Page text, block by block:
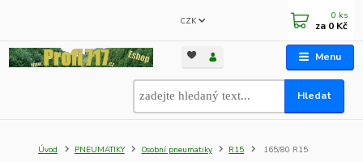
Menu
CZK
Hledat
0 ks
za 0 Kč
Úvod PNEUMATIKY Osobní pneumatiky R15 165/80 R15